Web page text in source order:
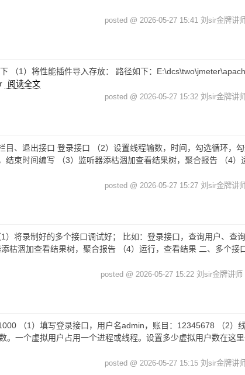
posted @ 2026-05-27 15:41 刘sir金牌讲
（1）将性能插件导入存放： 路径如下：
阅读全文
posted @ 2026-05-27 15:32 刘sir金牌讲
、退出接口 登录接口 （2）设置线程输数，时间，勾选循环，
束时间编写 （3）监听器添枯涸加查看结果树，聚合报告 （4）
posted @ 2026-05-27 15:27 刘sir金牌讲
将录制好的多个接口调试好； 比如：登录接口，查询用户、查
枯涸加查看结果树，聚合报告 （4）运行，查看结果 二、多个接
posted @ 2026-05-27 15:22 刘sir金牌讲师
（1）填写登录接口，用户名admin，账目：12345678 （2）
。一个虚拟用户占用一个进程或线程。设置多少虚拟用户数在这
posted @ 2026-05-27 15:15 刘sir金牌讲